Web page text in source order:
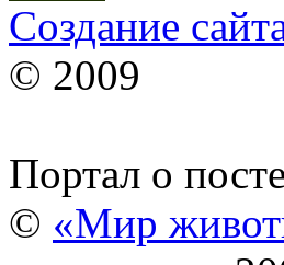
Создание
© 2009
Портал о
© «Мир